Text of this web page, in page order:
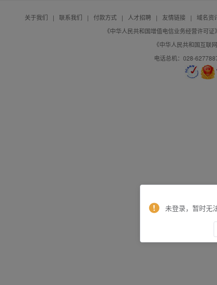
关于我们 | 联系我们 | 付款方式 | 人才招聘 | 友情链接 |
域名资
《中华人民共和国增值电信业务经营许可
《中华人民共和国互联
电话总机：028-
未登录，暂时无